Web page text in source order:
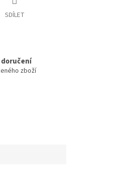
SDÍLET
doručení
zboží